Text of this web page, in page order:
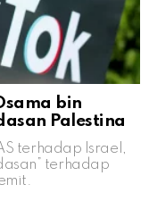
bin
Palestina
terhadap Israel,
terhadap